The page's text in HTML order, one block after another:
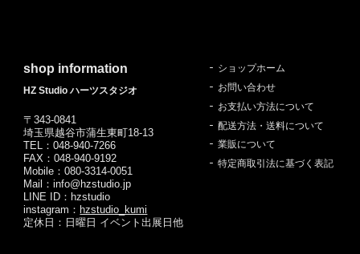
shop information
HZ Studio ハーツスタジオ
〒343-0841
埼玉県越谷市蒲生東町18-13
TEL：048-940-7266
FAX：048-940-9192
Mobile：080-3314-0051
Mail：info@hzstudio.jp
LINE ID：hzstudio
instagram： hzstudio_kumi
定休日：日曜日 イベント出展日他
ショップホーム
お問い合わせ
お支払い方法について
配送方法・送料について
業販について
特定商取引法に基づく表記